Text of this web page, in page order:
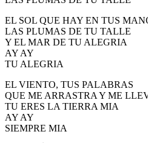
EL SOL QUE HAY EN TUS
LAS PLUMAS DE TU TALLE
Y EL MAR DE TU ALEGRIA
AY AY
TU ALEGRIA
EL VIENTO, TUS PALABRAS
QUE ME ARRASTRA Y ME
TU ERES LA TIERRA MIA
AY AY
SIEMPRE MIA